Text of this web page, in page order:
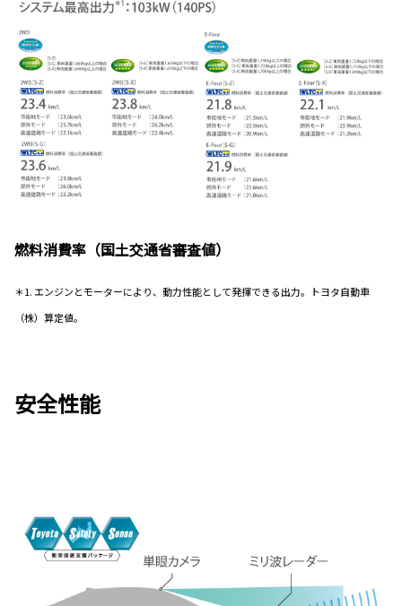
燃料消費率（国土交通省審査値）
＊1. エンジンとモーターにより、動力性能として発揮できる出力。トヨタ自動車
（株）算定値。
安全性能